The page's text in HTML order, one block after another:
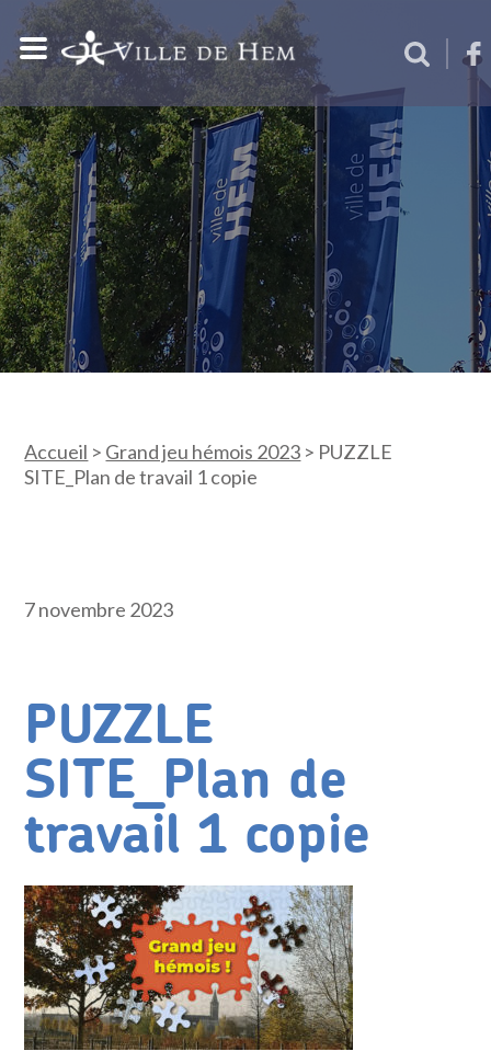
Accueil > Grand jeu hémois 2023 > PUZZLE
SITE_Plan de travail 1 copie
7 novembre 2023
PUZZLE
SITE_Plan de
travail 1 copie